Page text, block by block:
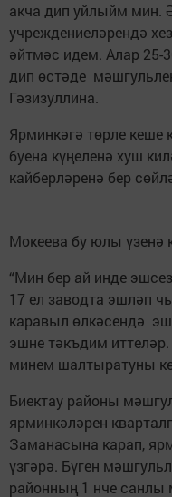
акча дип уйлыйм мин.
учреждениеләрендә
әйтмәс идем. Алар 25-
дип өстәде
Гәзизуллина.
Ярминкәгә төрле кеше
буена күңеленә хуш
кайберләренә бер
Мокеева бу юлы үзенә
“Мин бер ай инде
17 ел заводта эшләп
каравыл өлкәсендә
эшне тәкъдим
минем шалтыратуны
Биектау районы
ярминкәләрен
Заманасына карап,
үзгәрә. Бүген
районның 1 нче санлы